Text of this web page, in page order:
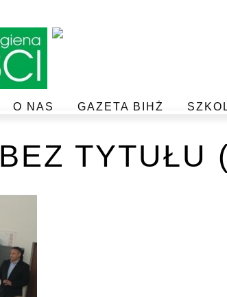
O NAS GAZETA BIHŻ
TYTUŁU